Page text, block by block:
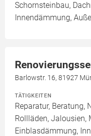
Schornsteinbau,
Innendämmung,
Barlowstr. 16, 81927
TÄTIGKEITEN
Reparatur, Beratung,
Rollläden, Jalousien,
Einblasdämmung,